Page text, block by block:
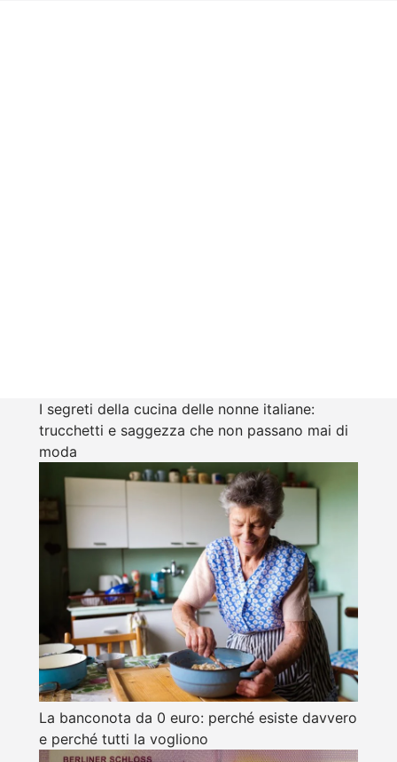
I segreti della cucina delle nonne italiane:
trucchetti e saggezza che non passano mai di
moda
La banconota da 0 euro: perché esiste davvero
e perché tutti la vogliono